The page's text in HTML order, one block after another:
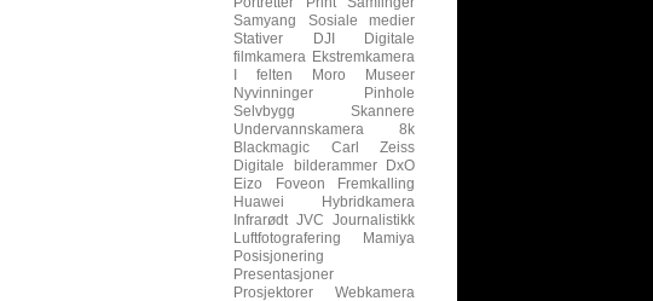
Samyang
Sosiale medier
Stativer
DJI
Digitale
filmkamera Ekstremkamera
I felten
Moro
Museer
Nyvinninger
Pinhole
Selvbygg
Skannere
Undervannskamera
8k
Blackmagic
Carl Zeiss
Digitale bilderammer
DxO
Eizo
Foveon
Fremkalling
Huawei
Hybridkamera
Infrarødt JVC
Journalistikk
Luftfotografering
Mamiya
Posisjonering
Presentasjoner
Prosjektorer
Webkamera